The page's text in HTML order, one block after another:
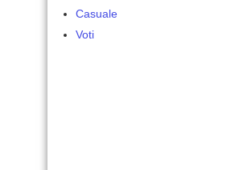
Casuale
Voti